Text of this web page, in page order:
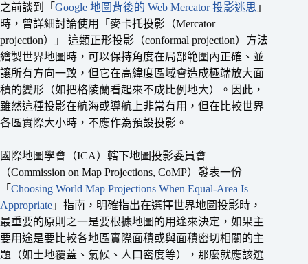
之前談到「 Google 地圖背後的 Web Mercator 投影迷思 」
時，曾詳細討論使用「麥卡托投影（Mercator
projection）」 這類正形投影（conformal projection）方法
繪製世界地圖時，可以保持角度在局部範圍內正確、並
讓所有方向一致，但它在高緯度區域會造成極端放大面
積的變形（如把格陵蘭看起來不成比例地大）。因此，
雖然這種投影在航海或導航上非常有用，但在比較世界
各區實際大小時，不應作為預設投影。
國際地圖學會（ICA）轄下地圖投影委員會
（Commission on Map Projections, CoMP）發表一份
「 Choosing World Map Projections When Equal-Area Is
Appropriate 」指南，明確指出在選擇世界地圖投影時，
最重要的原則之一是要根據地圖的用途來決定，如果主
要用途是要比較各地區實際面積或與面積密切相關的主
題（如土地覆蓋、氣候、人口密度等），那麼就應該選